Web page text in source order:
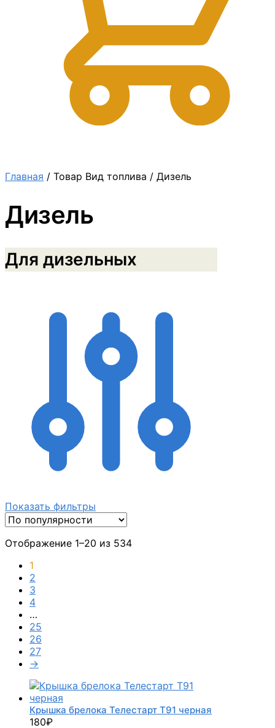
Главная / Товар Вид топлива / Дизель
Дизель
Для дизельных
Показать фильтры
Отображение 1–20 из 534
1
2
3
4
…
25
26
27
→
Крышка брелока Телестарт Т91 черная
180₽